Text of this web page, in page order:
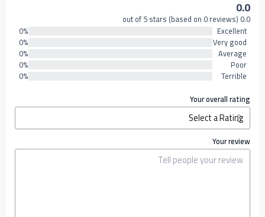
0.0
0.0 out of 5 stars (based on 0 reviews)
Excellent
0%
Very good
0%
Average
0%
Poor
0%
Terrible
0%
Your overall rating
Your review